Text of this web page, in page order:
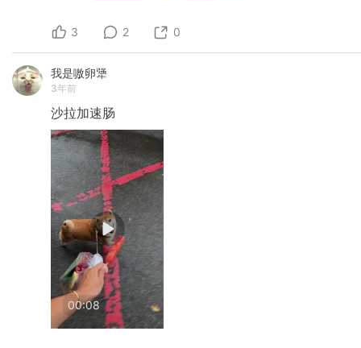
3 2 0
我是嗷卵犟
3年前
沙拉加速肠
00:08